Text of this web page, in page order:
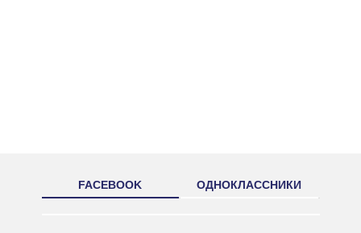
FACEBOOK ОДНОКЛАССНИКИ